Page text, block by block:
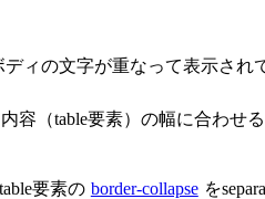
ィの文字が重なって表示され
容（table要素）の幅に合わせ
要素の border-collapse を